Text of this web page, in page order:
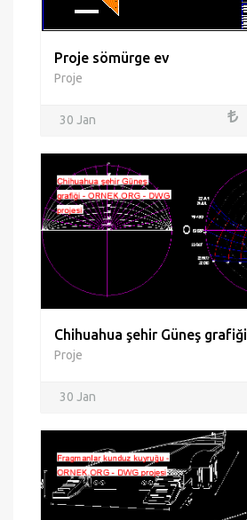
Proje sömürge ev
Proje
30 Jan
Chihuahua şehir Güneş grafiği
Proje
30 Jan